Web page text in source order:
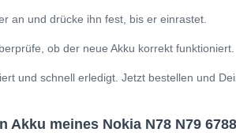
an und drücke ihn fest, bis er einrastet.
ob der neue Akku korrekt funktioniert.
und schnell erledigt. Jetzt bestellen und
Akku meines Nokia N78 N79